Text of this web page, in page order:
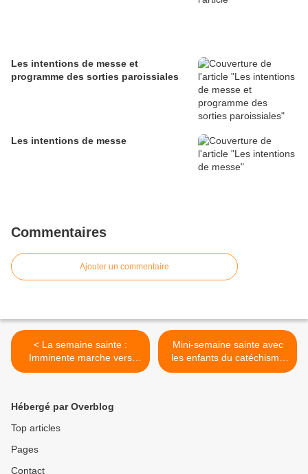
Les intentions de messe et
programme des sorties paroissiales
Les intentions de messe
Commentaires
Ajouter un commentaire
< La semaine sainte :
Imminente marche vers
Pâques
Mini-semaine sainte avec
les enfants du catéchisme
2017 >
Hébergé par Overblog
Top articles
Pages
Contact